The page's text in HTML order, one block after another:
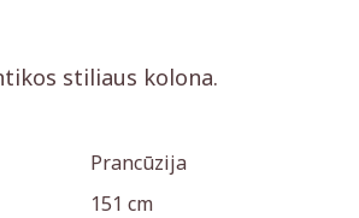
stiliaus kolona.
Prancūzija
151 cm